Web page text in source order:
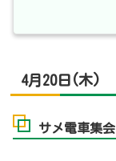
4月20日(木)
サメ電車集